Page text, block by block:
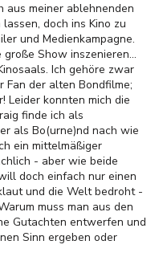
aus meiner ablehnenden
doch ins Kino zu
und Medienkampagne.
Show inszenieren...
Ich gehöre zwar
Fan der alten Bondfilme;
Leider konnten mich die
finde ich als
als Bo(urne)nd nach wie
ein mittelmäßiger
- aber wie beide
doch einfach nur einen
und die Welt bedroht -
muss man aus den
Gutachten entwerfen und
Sinn ergeben oder